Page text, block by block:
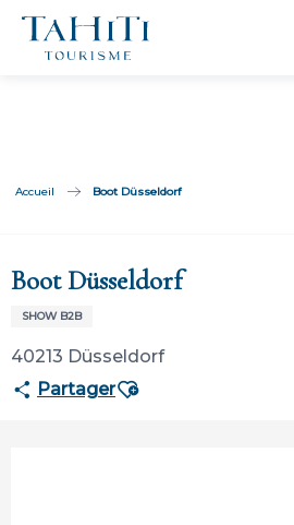
Aller
contenu
Accueil Boot Düsseldorf
Boot Düsseldorf
SHOW B2B
40213 Düsseldorf
PartagerAjouter aux favoris